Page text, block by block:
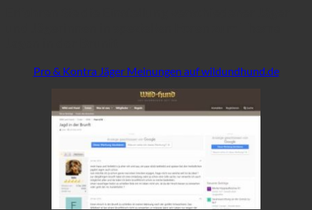
Pro & Kontra Jäger Meinungen auf wildundhund.de